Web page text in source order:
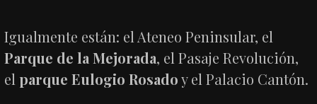
Igualmente están: el Ateneo Peninsular, el
Parque de la Mejorada, el Pasaje Revolución,
el parque Eulogio Rosadoy el Palacio Cantón.